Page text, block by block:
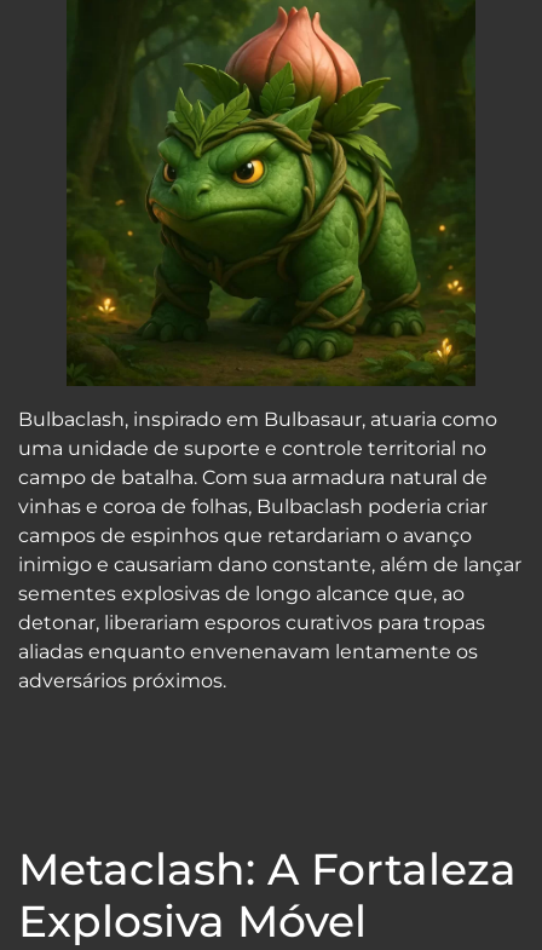
Bulbaclash, inspirado em Bulbasaur, atuaria como
uma unidade de suporte e controle territorial no
campo de batalha. Com sua armadura natural de
vinhas e coroa de folhas, Bulbaclash poderia criar
campos de espinhos que retardariam o avanço
inimigo e causariam dano constante, além de lançar
sementes explosivas de longo alcance que, ao
detonar, liberariam esporos curativos para tropas
aliadas enquanto envenenavam lentamente os
adversários próximos.
Metaclash: A Fortaleza
Explosiva Móvel